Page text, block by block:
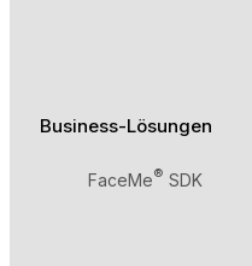
Business-Lösungen
FaceMe® SDK